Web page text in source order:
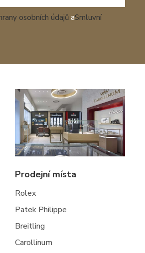
osobních údajůaSmluvní
Prodejní místa
Rolex
Patek Philippe
Breitling
Carollinum